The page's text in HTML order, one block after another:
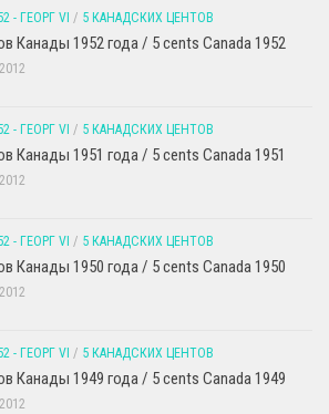
- ГЕОРГ VI / 5 КАНАДСКИХ ЦЕНТОВ
Канады 1952 года / 5 cents Canada 1952
- ГЕОРГ VI / 5 КАНАДСКИХ ЦЕНТОВ
Канады 1951 года / 5 cents Canada 1951
- ГЕОРГ VI / 5 КАНАДСКИХ ЦЕНТОВ
Канады 1950 года / 5 cents Canada 1950
- ГЕОРГ VI / 5 КАНАДСКИХ ЦЕНТОВ
Канады 1949 года / 5 cents Canada 1949